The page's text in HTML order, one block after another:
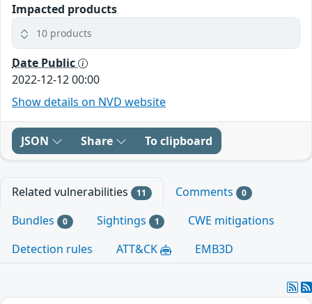
Impacted products
10 products
Date Public
2022-12-12 00:00
Show details on NVD website
JSON Share To clipboard
Related vulnerabilities 11 Comments 0
Bundles 0 Sightings 1
CWE mitigations
Detection rules
ATT&CK EMB3D